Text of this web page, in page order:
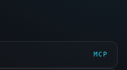
MCP